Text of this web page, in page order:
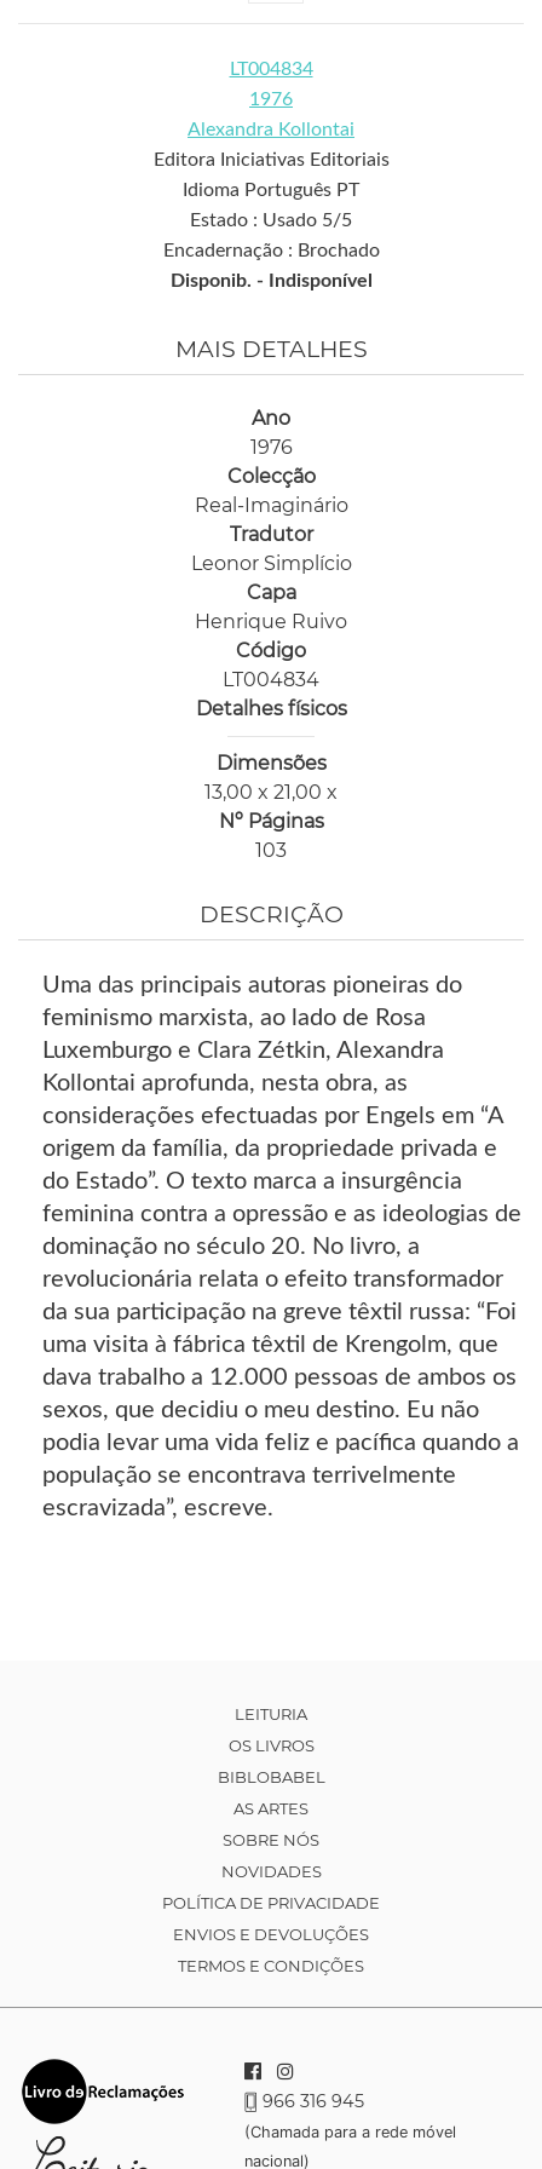
LT004834
1976
Alexandra Kollontai
Editora Iniciativas Editoriais
Idioma Português PT
Estado : Usado 5/5
Encadernação : Brochado
Disponib. -
Indisponível
MAIS DETALHES
Ano
1976
Colecção
Real-Imaginário
Tradutor
Leonor Simplício
Capa
Henrique Ruivo
Código
LT004834
Detalhes físicos
Dimensões
13,00 x 21,00 x
Nº Páginas
103
DESCRIÇÃO
Uma das principais autoras pioneiras do
feminismo marxista, ao lado de Rosa
Luxemburgo e Clara Zétkin, Alexandra
Kollontai aprofunda, nesta obra, as
considerações efectuadas por Engels em “A
origem da família, da propriedade privada e
do Estado”. O texto marca a insurgência
feminina contra a opressão e as ideologias de
dominação no século 20. No livro, a
revolucionária relata o efeito transformador
da sua participação na greve têxtil russa: “Foi
uma visita à fábrica têxtil de Krengolm, que
dava trabalho a 12.000 pessoas de ambos os
sexos, que decidiu o meu destino. Eu não
podia levar uma vida feliz e pacífica quando a
população se encontrava terrivelmente
escravizada”, escreve.
LEITURIA
OS LIVROS
BIBLOBABEL
AS ARTES
SOBRE NÓS
NOVIDADES
POLÍTICA DE PRIVACIDADE
ENVIOS E DEVOLUÇÕES
TERMOS E CONDIÇÕES
966 316 945
(Chamada para a rede móvel
nacional)